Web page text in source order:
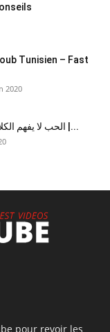
Tunisien – Fast
2020
En vidéo – الحب لا يفهم الكلام – الحلقة 35 |...
pour revoir les